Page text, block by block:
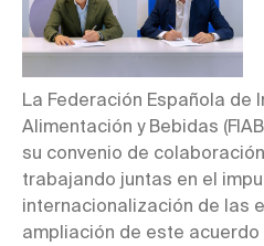
La Federación Española de
Alimentación y Bebidas
su convenio de
trabajando juntas en el
internacionalización de las
ampliación de este acuerdo